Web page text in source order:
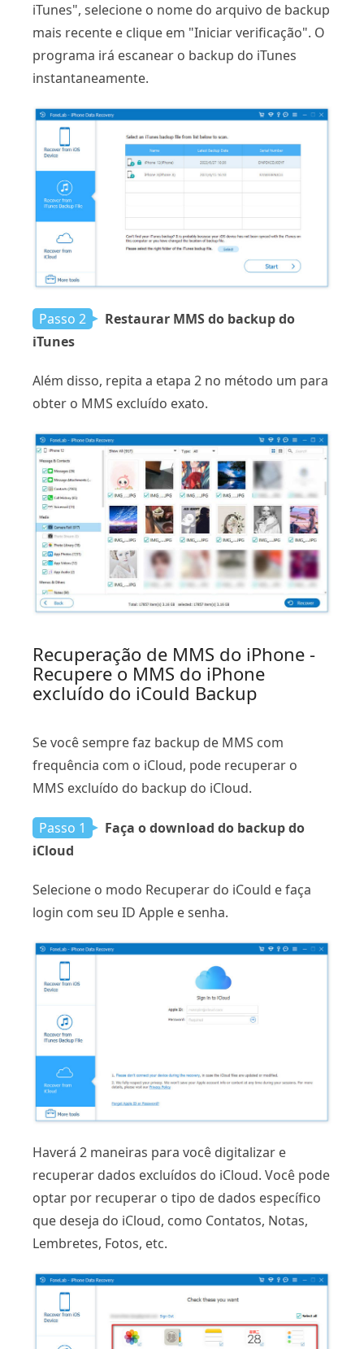
iTunes", selecione o nome do arquivo de backup
mais recente e clique em "Iniciar verificação". O
programa irá escanear o backup do iTunes
instantaneamente.
Passo 2
Restaurar MMS do backup do
iTunes
Além disso, repita a etapa 2 no método um para
obter o MMS excluído exato.
Recuperação de MMS do iPhone -
Recupere o MMS do iPhone
excluído do iCould Backup
Se você sempre faz backup de MMS com
frequência com o iCloud, pode recuperar o
MMS excluído do backup do iCloud.
Passo 1
Faça o download do backup do
iCloud
Selecione o modo Recuperar do iCould e faça
login com seu ID Apple e senha.
Haverá 2 maneiras para você digitalizar e
recuperar dados excluídos do iCloud. Você pode
optar por recuperar o tipo de dados específico
que deseja do iCloud, como Contatos, Notas,
Lembretes, Fotos, etc.